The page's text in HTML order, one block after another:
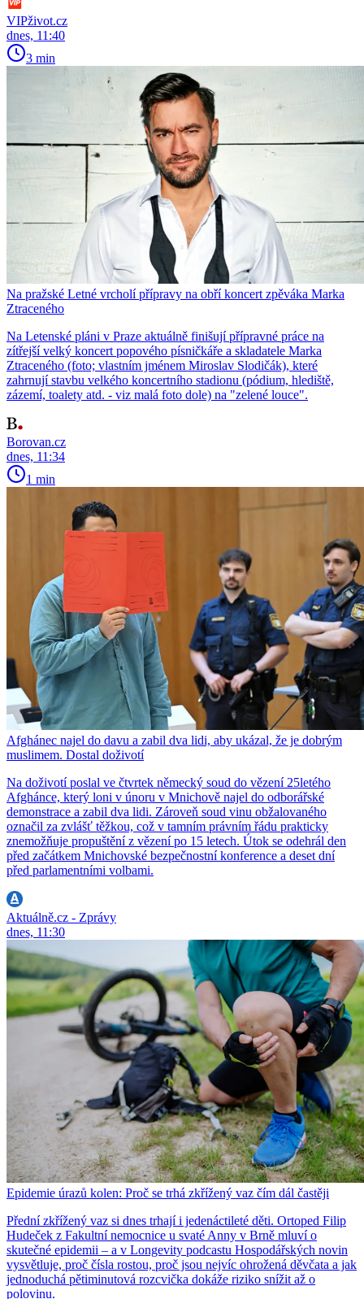
VIPživot.cz
dnes, 11:40
3 min
Na pražské Letné vrcholí přípravy na obří koncert zpěváka Marka
Ztraceného
Na Letenské pláni v Praze aktuálně finišují přípravné práce na
zítřejší velký koncert popového písničkáře a skladatele Marka
Ztraceného (foto; vlastním jménem Miroslav Slodičák), které
zahrnují stavbu velkého koncertního stadionu (pódium, hlediště,
zázemí, toalety atd. - viz malá foto dole) na "zelené louce".
Borovan.cz
dnes, 11:34
1 min
Afghánec najel do davu a zabil dva lidi, aby ukázal, že je dobrým
muslimem. Dostal doživotí
Na doživotí poslal ve čtvrtek německý soud do vězení 25letého
Afghánce, který loni v únoru v Mnichově najel do odborářské
demonstrace a zabil dva lidi. Zároveň soud vinu obžalovaného
označil za zvlášť těžkou, což v tamním právním řádu prakticky
znemožňuje propuštění z vězení po 15 letech. Útok se odehrál den
před začátkem Mnichovské bezpečnostní konference a deset dní
před parlamentními volbami.
Aktuálně.cz - Zprávy
dnes, 11:30
Epidemie úrazů kolen: Proč se trhá zkřížený vaz čím dál častěji
Přední zkřížený vaz si dnes trhají i jedenáctileté děti. Ortoped Filip
Hudeček z Fakultní nemocnice u svaté Anny v Brně mluví o
skutečné epidemii – a v Longevity podcastu Hospodářských novin
vysvětluje, proč čísla rostou, proč jsou nejvíc ohrožená děvčata a jak
jednoduchá pětiminutová rozcvička dokáže riziko snížit až o
polovinu.